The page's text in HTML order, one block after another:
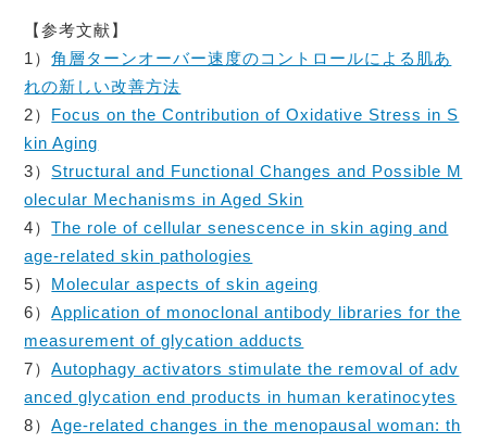
【参考文献】
1）角層ターンオーバー速度のコントロールによる肌あ
れの新しい改善方法
2） Focus on the Contribution of Oxidative Stress in S
kin Aging
3） Structural and Functional Changes and Possible M
olecular Mechanisms in Aged Skin
4）The role of cellular senescence in skin aging and
age-related skin pathologies
5） Molecular aspects of skin ageing
6）Application of monoclonal antibody libraries for the
measurement of glycation adducts
7）Autophagy activators stimulate the removal of adv
anced glycation end products in human keratinocytes
8）Age-related changes in the menopausal woman: th